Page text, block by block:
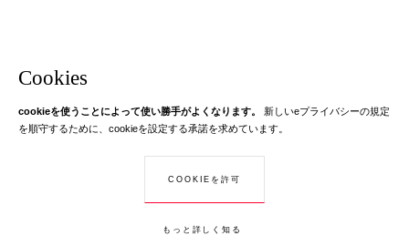
Cookies
cookieを使うことによって使い勝手がよくなります。
新しいeプライバシーの規定
を順守するために、cookieを設定する承諾を求めています。
COOKIEを許可
もっと詳しく知る
カートに入れる
© Creaddict - 全著作権所有
Instagram Facebook Twitter Pinterest
あなたのEメール
あなたのEメールアドレスは、RedLineに関する情報を送信するためにのみ
ス、修正および反対の権利があります。